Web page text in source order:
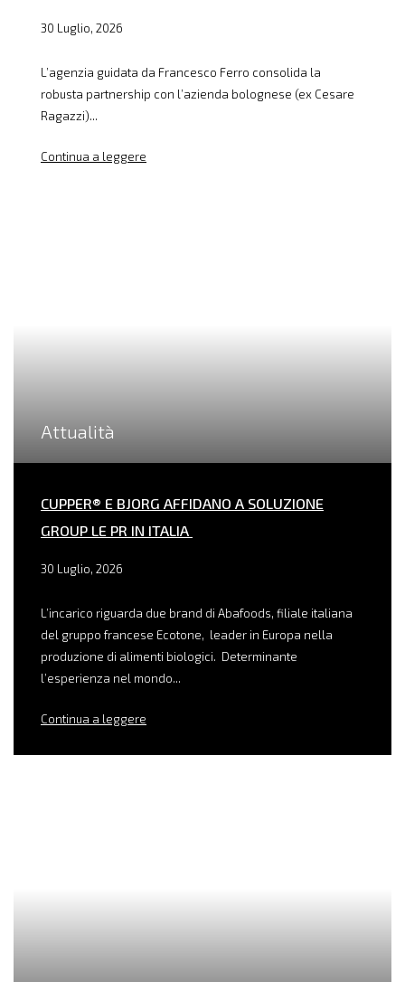
30 Luglio, 2026
L’agenzia guidata da Francesco Ferro consolida la
robusta partnership con l’azienda bolognese (ex Cesare
Ragazzi)...
Continua a leggere
Attualità
CUPPER® E BJORG AFFIDANO A SOLUZIONE
GROUP LE PR IN ITALIA
30 Luglio, 2026
L’incarico riguarda due brand di Abafoods, filiale italiana
del gruppo francese Ecotone, leader in Europa nella
produzione di alimenti biologici. Determinante
l’esperienza nel mondo...
Continua a leggere